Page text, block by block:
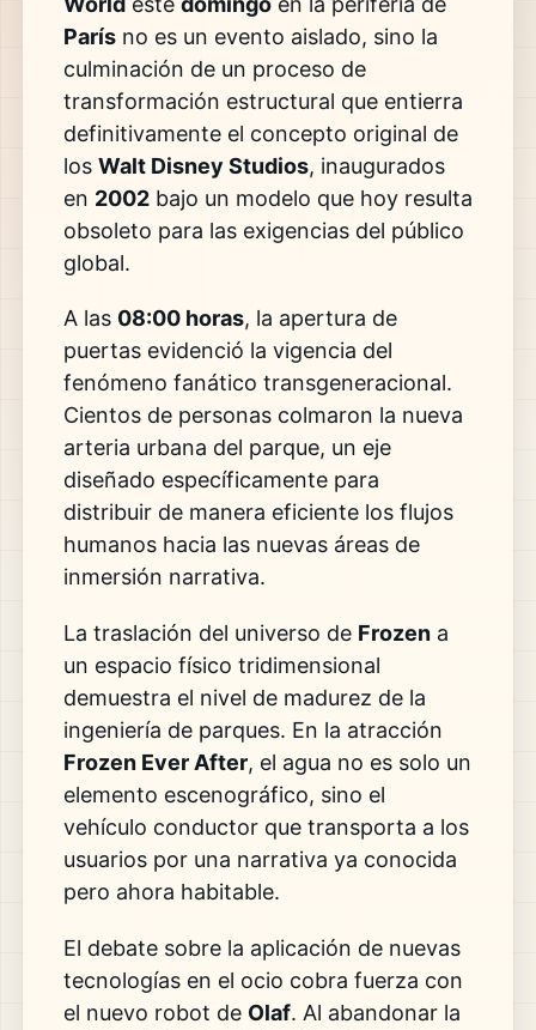
Parísno es un evento aislado, sino la
culminación de un proceso de
transformación estructural que entierra
definitivamente el concepto original de
los Walt Disney Studios, inaugurados
en 2002bajo un modelo que hoy resulta
obsoleto para las exigencias del público
global.
A las 08:00 horas, la apertura de
puertas evidenció la vigencia del
fenómeno fanático transgeneracional.
Cientos de personas colmaron la nueva
arteria urbana del parque, un eje
diseñado específicamente para
distribuir de manera eficiente los flujos
humanos hacia las nuevas áreas de
inmersión narrativa.
La traslación del universo de Frozena
un espacio físico tridimensional
demuestra el nivel de madurez de la
ingeniería de parques. En la atracción
Frozen Ever After, el agua no es solo un
elemento escenográfico, sino el
vehículo conductor que transporta a los
usuarios por una narrativa ya conocida
pero ahora habitable.
El debate sobre la aplicación de nuevas
tecnologías en el ocio cobra fuerza con
el nuevo robot de Olaf. Al abandonar la